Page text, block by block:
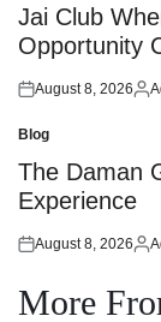
in
Jai Club
Opportunity
Posted
August 8, 2026
Posted
in
Blog
The Daman
Experience
Posted
August 8, 2026
More